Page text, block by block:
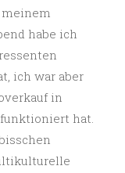
meinem
habe ich
ich war aber
in
hat.